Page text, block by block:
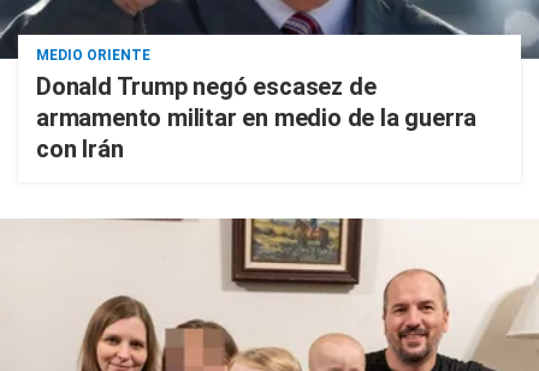
MEDIO ORIENTE
Donald Trump negó escasez de
armamento militar en medio de la guerra
con Irán